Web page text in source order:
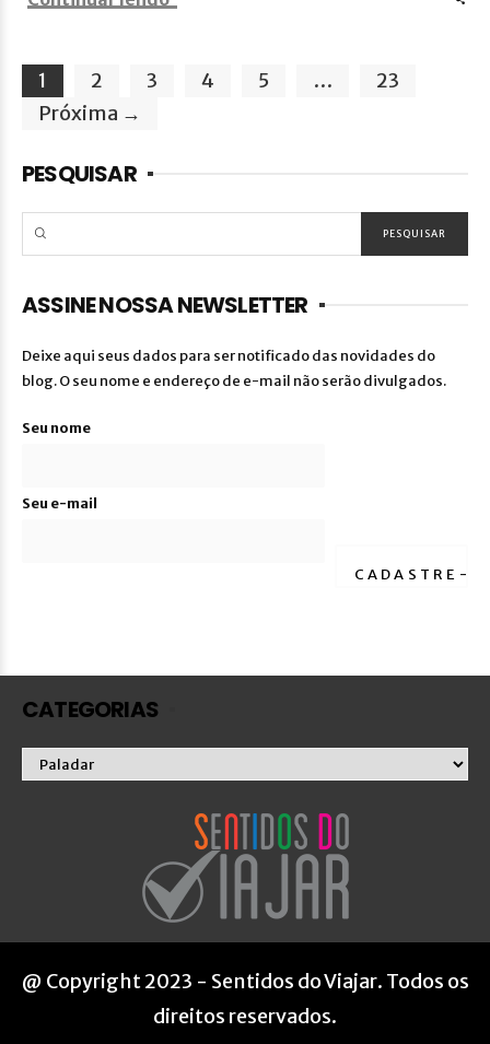
1 2 3 4 5 …
23
Próxima →
PESQUISAR
ASSINE NOSSA NEWSLETTER
Deixe aqui seus dados para ser notificado das novidades do
blog. O seu nome e endereço de e-mail não serão divulgados.
Seu nome
Seu e-mail
CATEGORIAS
Categorias
@ Copyright 2023 - Sentidos do Viajar. Todos os
direitos reservados.